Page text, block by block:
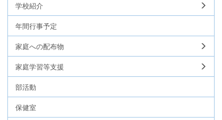
学校紹介
年間行事予定
家庭への配布物
家庭学習等支援
部活動
保健室